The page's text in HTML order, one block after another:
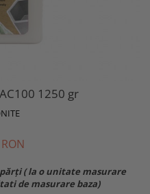
1250 gr
( la o unitate masurare
de masurare baza)